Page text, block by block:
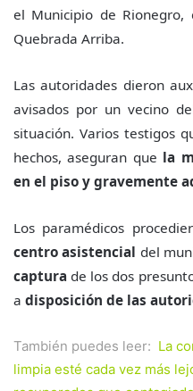
el Municipio de
Quebrada Arriba.
Las autoridades dieron
avisados por un vecino
situación. Varios testigos
hechos, aseguran que la
en el piso y gravemente
Los paramédicos
centro asistencial del
captura de los dos
a disposición de las
También puedes leer: La
limpia esté cada vez más